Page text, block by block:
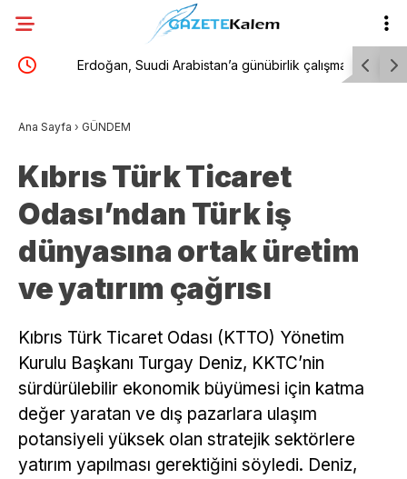
Erdoğan, Suudi Arabistan’a günübirlik çalışma Salah,
Ana Sayfa › GÜNDEM
Kıbrıs Türk Ticaret
Odası’ndan Türk iş
dünyasına ortak üretim
ve yatırım çağrısı
Kıbrıs Türk Ticaret Odası (KTTO) Yönetim
Kurulu Başkanı Turgay Deniz, KKTC’nin
sürdürülebilir ekonomik büyümesi için katma
değer yaratan ve dış pazarlara ulaşım
potansiyeli yüksek olan stratejik sektörlere
yatırım yapılması gerektiğini söyledi. Deniz,